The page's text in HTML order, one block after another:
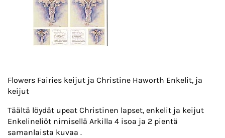
Flowers Fairies keijut ja Christine Haworth Enkelit, ja
keijut
Täältä löydät upeat Christinen lapset, enkelit ja keijut
Enkelineliöt nimisellä Arkilla 4 isoa ja 2 pientä
samanlaista kuvaa .